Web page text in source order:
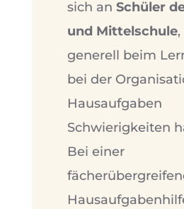
sich an Schüler
und Mittelschule,
generell beim
bei der
Hausaufgaben
Schwierigkeiten
Bei einer